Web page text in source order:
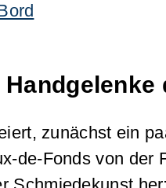
zunächst ein
de-Fonds von